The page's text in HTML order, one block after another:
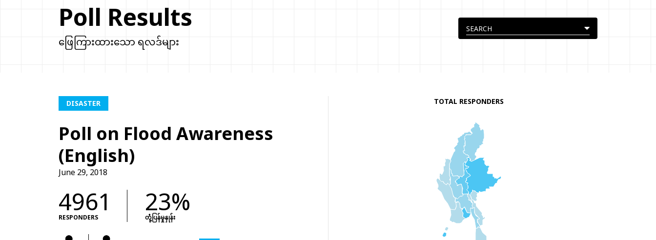
Poll Results
ဖြေကြားထားသော ရလဒ်များ
DISASTER
Poll on Flood Awareness
(English)
June 29, 2018
4961
RESPONDERS
23%
တုံံ့ပြန်မှုနှုန်း
TOTAL RESPONDERS